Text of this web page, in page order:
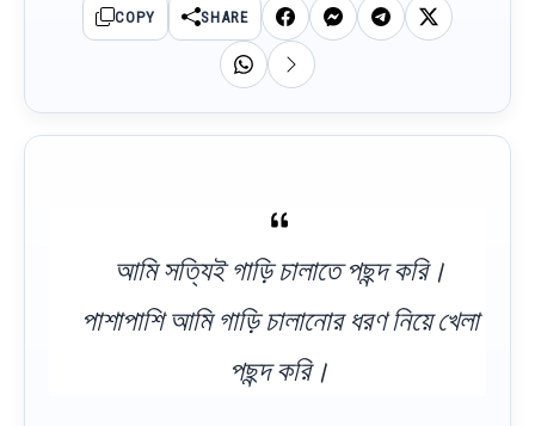
COPY SHARE
আমি সত্যিই গাড়ি চালাতে পছন্দ করি।
পাশাপাশি আমি গাড়ি চালানোর ধরণ নিয়ে খেলা
পছন্দ করি।